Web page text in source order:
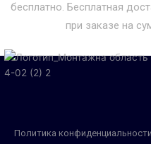
бесплатно. Бесплатная
при заказе на
Политика конфиденциальности